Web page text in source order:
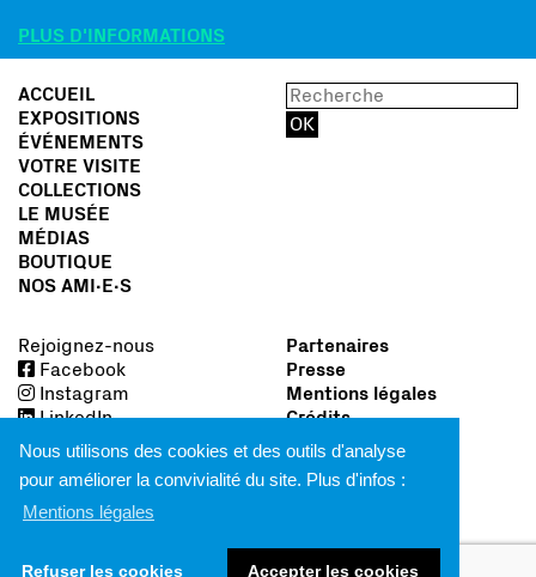
Nous utilisons des cookies et des outils d'analyse
pour améliorer la convivialité du site. Plus d'infos :
Mentions légales
Refuser les cookies Accepter les cookies
PLUS D'INFORMATIONS
ACCUEIL
EXPOSITIONS
ÉVÉNEMENTS
VOTRE VISITE
COLLECTIONS
LE MUSÉE
MÉDIAS
BOUTIQUE
NOS AMI∙E∙S
Rejoignez-nous
Facebook
Instagram
LinkedIn
Partenaires
Presse
Mentions légales
Crédits